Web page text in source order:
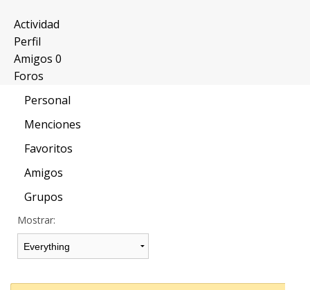
Entrar
Crear Cuenta
Actividad
Perfil
Amigos 0
Foros
Personal
Menciones
Favoritos
Amigos
Grupos
Mostrar: